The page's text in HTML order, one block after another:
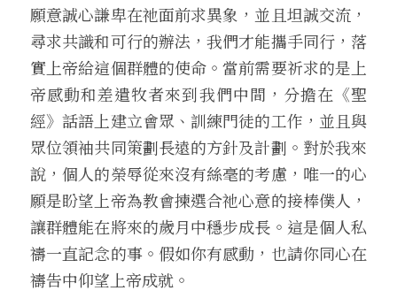
願意誠心謙卑在祂面前求異象，並且坦誠交流，
尋求共識和可行的辦法，我們才能攜手同行，落
實上帝給這個群體的使命。當前需要祈求的是上
帝感動和差遣牧者來到我們中間，分擔在《聖
經》話語上建立會眾、訓練門徒的工作，並且與
眾位領袖共同策劃長遠的方針及計劃。對於我來
說，個人的榮辱從來沒有絲毫的考慮，唯一的心
願是盼望上帝為教會揀選合祂心意的接棒僕人，
讓群體能在將來的歲月中穩步成長。這是個人私
禱一直記念的事。假如你有感動，也請你同心在
禱告中仰望上帝成就。